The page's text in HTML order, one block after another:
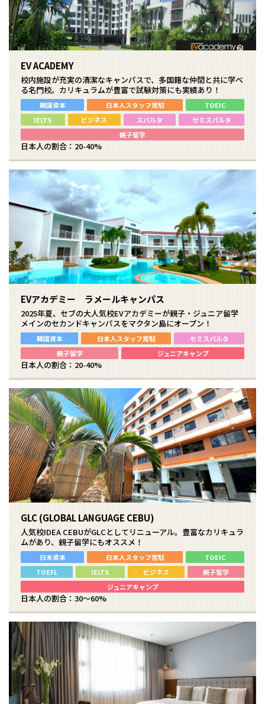
EV ACADEMY
校内施設が充実の清潔なキャンパスで、多国籍な仲間と共に学べ
る名門校。カリキュラムが豊富で試験対策にも実績あり！
韓国資本 日本人スタッフ常駐
TOEIC
IELTS
ビジネス スパルタ
セミスパルタ
親子留学
日本人の割合：20-40%
EVアカデミー ラメールキャンパス
2025年夏、セブの大人気校EVアカデミーが親子・ジュニア留学
メインのセカンドキャンパスをマクタン島にオープン！
韓国資本 日本人スタッフ常駐
セミスパルタ
親子留学
ジュニアキャンプ
日本人の割合：20-40%
GLC (GLOBAL LANGUAGE CEBU)
人気校IDEA CEBUがGLCとしてリニューアル。豊富なカリキュラ
ムがあり、親子留学にもオススメ！
日本資本 日本人スタッフ常駐
TOEIC
TOEFL
IELTS ビジネス
親子留学
ジュニアキャンプ
日本人の割合：30～60%